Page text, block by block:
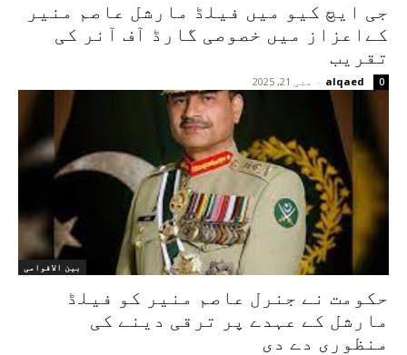
جی ایچ کیو میں فیلڈ مارشل عاصم منیر
کےاعزاز میں خصوصی گارڈ آف آنر کی
تقریب
alqaed
- مئی 21, 2025 0
بین الاقوامی
حکومت نے جنرل عاصم منیر کو فیلڈ
مارشل کے عہدے پر ترقی دینے کی
منظوری دے دی